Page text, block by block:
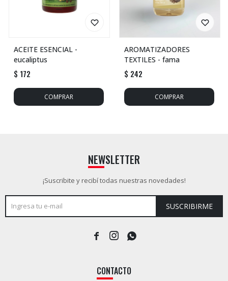
ACEITE ESENCIAL -
eucaliptus
$ 172
AROMATIZADORES
TEXTILES - fama
$ 242
CONTACTO
NEWSLETTER
¡Suscribite y recibí todas nuestras novedades!
SUSCRIBIRME
  